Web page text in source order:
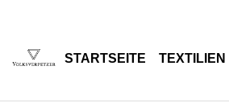
STARTSEITE TEXTILIEN